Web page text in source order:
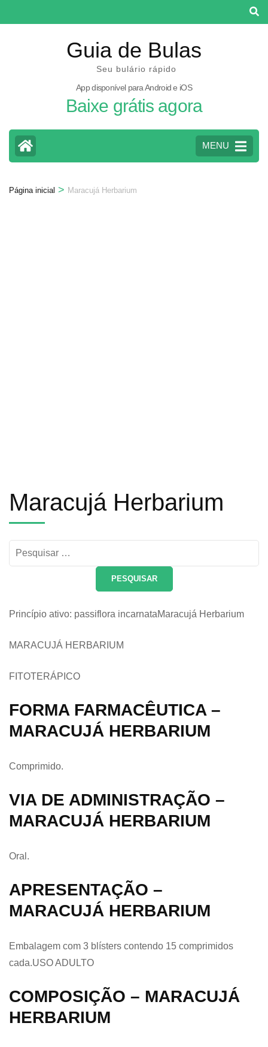
para
Guia de Bulas
Seu bulário rápido
App disponível para Android e iOS
Baixe grátis agora
MENU
Página inicial > Maracujá Herbarium
Maracujá Herbarium
Pesquisar
por:
Princípio ativo: passiflora incarnataMaracujá Herbarium
MARACUJÁ HERBARIUM
FITOTERÁPICO
FORMA FARMACÊUTICA –
MARACUJÁ HERBARIUM
Comprimido.
VIA DE ADMINISTRAÇÃO –
MARACUJÁ HERBARIUM
Oral.
APRESENTAÇÃO –
MARACUJÁ HERBARIUM
Embalagem com 3 blísters contendo 15 comprimidos
cada.USO ADULTO
COMPOSIÇÃO – MARACUJÁ
HERBARIUM